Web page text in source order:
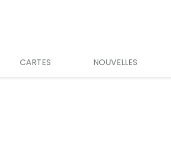
CARTES NOUVELLES